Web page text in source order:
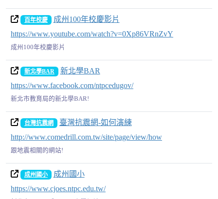
百年校慶
成州100年校慶影片
https://www.youtube.com/watch?v=0Xp86VRnZvY
成州100年校慶影片
新北學BAR
新北學BAR
https://www.facebook.com/ntpcedugov/
新北市教育局的新北學BAR!
台灣抗震網
臺灣抗震網-如何演練
http://www.comedrill.com.tw/site/page/view/how
跟地震相關的網站!
成州國小
成州國小
https://www.cjoes.ntpc.edu.tw/